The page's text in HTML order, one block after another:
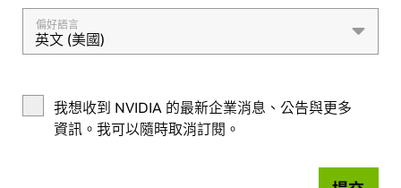
偏好語言
英文 (美國)
我想收到 NVIDIA 的最新企業消息、公告與更多
資訊。我可以隨時取消訂閱。